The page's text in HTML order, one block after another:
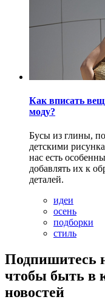
Как вписать
моду?
Бусы из глины,
детскими
нас есть
добавлять их к
деталей.
идеи
осень
подборки
стиль
Подпишитесь
чтобы быть в
новостей